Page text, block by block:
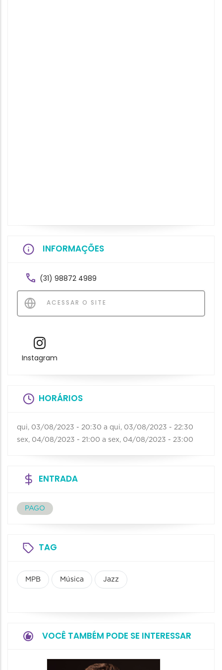
INFORMAÇÕES
(31) 98872 4989
ACESSAR O SITE
Instagram
HORÁRIOS
qui, 03/08/2023 - 20:30 a qui, 03/08/2023 - 22:30
sex, 04/08/2023 - 21:00 a sex, 04/08/2023 - 23:00
ENTRADA
PAGO
TAG
MPB Música Jazz
VOCÊ TAMBÉM PODE SE INTERESSAR